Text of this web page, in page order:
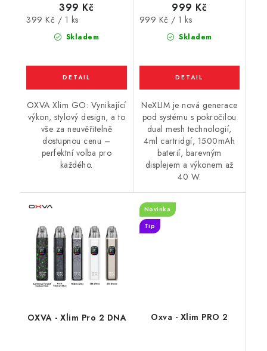
Skladem
399 Kč
Měrná
399 Kč / 1 ks
OXVA Xlim GO: Vynikající
výkon, stylový design, a to
vše za neuvěřitelně
dostupnou cenu –
perfektní volba pro
každého.
Skladem
999 Kč
Měrná
999 Kč / 1 ks
NeXLIM je nová generace
pod systému s pokročilou
dual mesh technologií,
4ml cartridgí, 1500mAh
baterií, barevným
displejem a výkonem až
40 W.
OXVA - Xlim Pro 2 DNA Oxva - Xlim PRO 2
Novinka
Tip